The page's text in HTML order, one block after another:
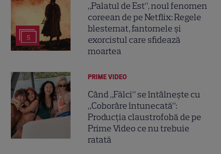
5
„Palatul de Est”, noul fenomen
coreean de pe Netflix: Regele
blestemat, fantomele și
exorcistul care sfidează
moartea
PRIME VIDEO
Când „Fălci” se întâlnește cu
„Coborâre întunecată”:
Producția claustrofobă de pe
Prime Video ce nu trebuie
ratată